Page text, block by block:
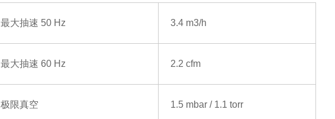
最大抽速 50 Hz 3.4 m3/h
最大抽速 60 Hz 2.2 cfm
极限真空 1.5 mbar / 1.1 torr